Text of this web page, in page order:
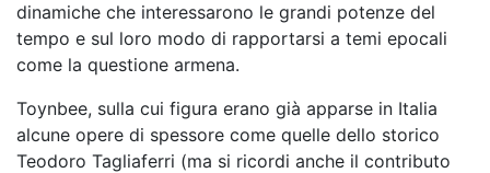
dinamiche che interessarono le grandi potenze del
tempo e sul loro modo di rapportarsi a temi epocali
come la questione armena.
Toynbee, sulla cui figura erano già apparse in Italia
alcune opere di spessore come quelle dello storico
Teodoro Tagliaferri (ma si ricordi anche il contributo